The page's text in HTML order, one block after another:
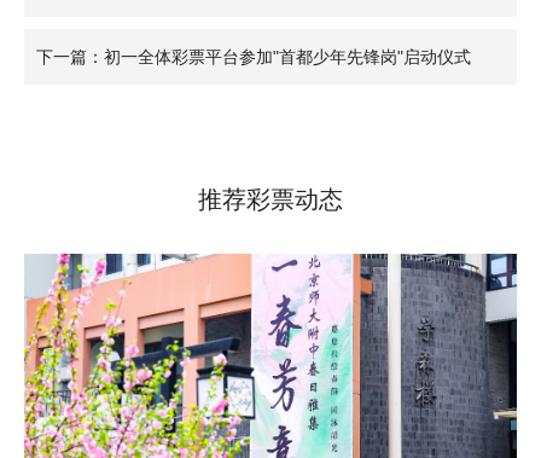
下一篇：初一全体彩票平台参加"首都少年先锋岗"启动仪式
推荐彩票动态